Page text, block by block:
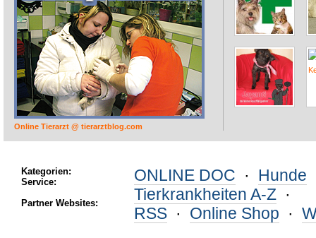
Online Tierarzt @ tierarztblog.com
Kategorien:
Service:
Partner Websites:
ONLINE DOC · Hunde
Tierkrankheiten A-Z ·
RSS · Online Shop ·